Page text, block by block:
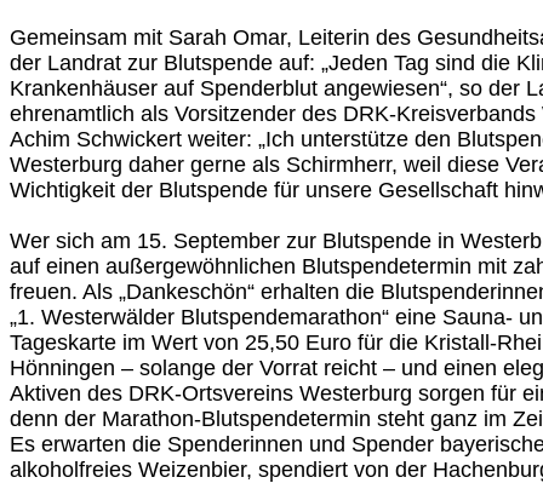
Gemeinsam mit Sarah Omar, Leiterin des
der Landrat zur Blutspende auf: „Jeden Tag sind die
Krankenhäuser auf Spenderblut angewiesen“, so der
ehrenamtlich als Vorsitzender des DRK-
Achim Schwickert weiter: „Ich unterstütze den
Westerburg daher gerne als Schirmherr, weil diese
Wichtigkeit der Blutspende für unsere Gesellschaft
Wer sich am 15. September zur Blutspende in
auf einen außergewöhnlichen Blutspendetermin mit
freuen. Als „Dankeschön“ erhalten die
„1. Westerwälder Blutspendemarathon“ eine Sauna-
Tageskarte im Wert von 25,50 Euro für die Kristall-
Hönningen – solange der Vorrat reicht – und einen
Aktiven des DRK-Ortsvereins Westerburg sorgen für
denn der Marathon-Blutspendetermin steht ganz im
Es erwarten die Spenderinnen und Spender
alkoholfreies Weizenbier, spendiert von der